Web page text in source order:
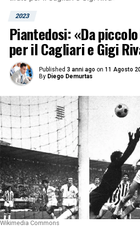
2023
Piantedosi: «Da
per il Cagliari e Gigi
Published 3 anni ago on 11 Agosto
By Diego Demurtas
Wikimedia Commons